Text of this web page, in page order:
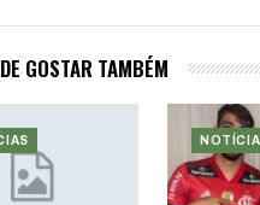
GOSTAR TAMBÉM